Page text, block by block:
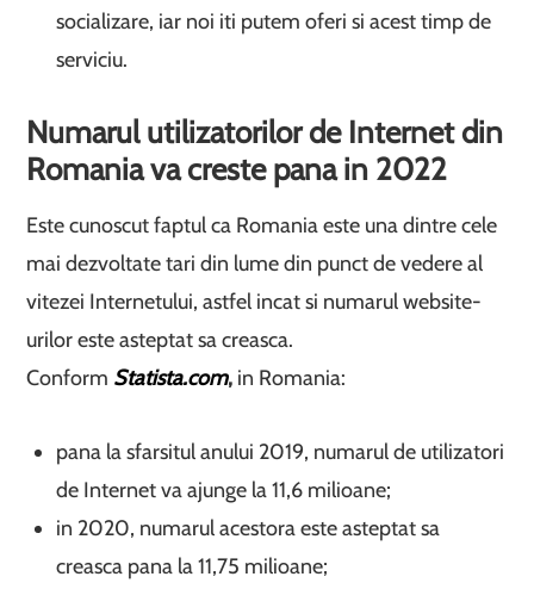
socializare, iar noi iti putem oferi si acest timp de
serviciu.
Numarul utilizatorilor de Internet din
Romania va creste pana in 2022
Este cunoscut faptul ca Romania este una dintre cele
mai dezvoltate tari din lume din punct de vedere al
vitezei Internetului, astfel incat si numarul website-
urilor este asteptat sa creasca.
Conform Statista.com, in Romania:
pana la sfarsitul anului 2019, numarul de utilizatori
de Internet va ajunge la 11,6 milioane;
in 2020, numarul acestora este asteptat sa
creasca pana la 11,75 milioane;